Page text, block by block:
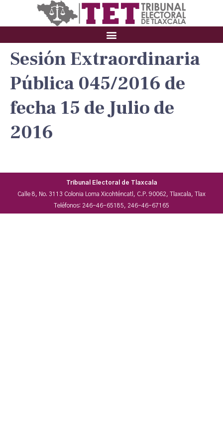
Sesión Extraordinaria
Pública 045/2016 de
fecha 15 de Julio de
2016
Tribunal Electoral de Tlaxcala
Calle 8, No. 3113 Colonia Loma Xicohténcatl, C.P. 90062, Tlaxcala, Tlax
Teléfonos: 246-46-65185, 246-46-67165